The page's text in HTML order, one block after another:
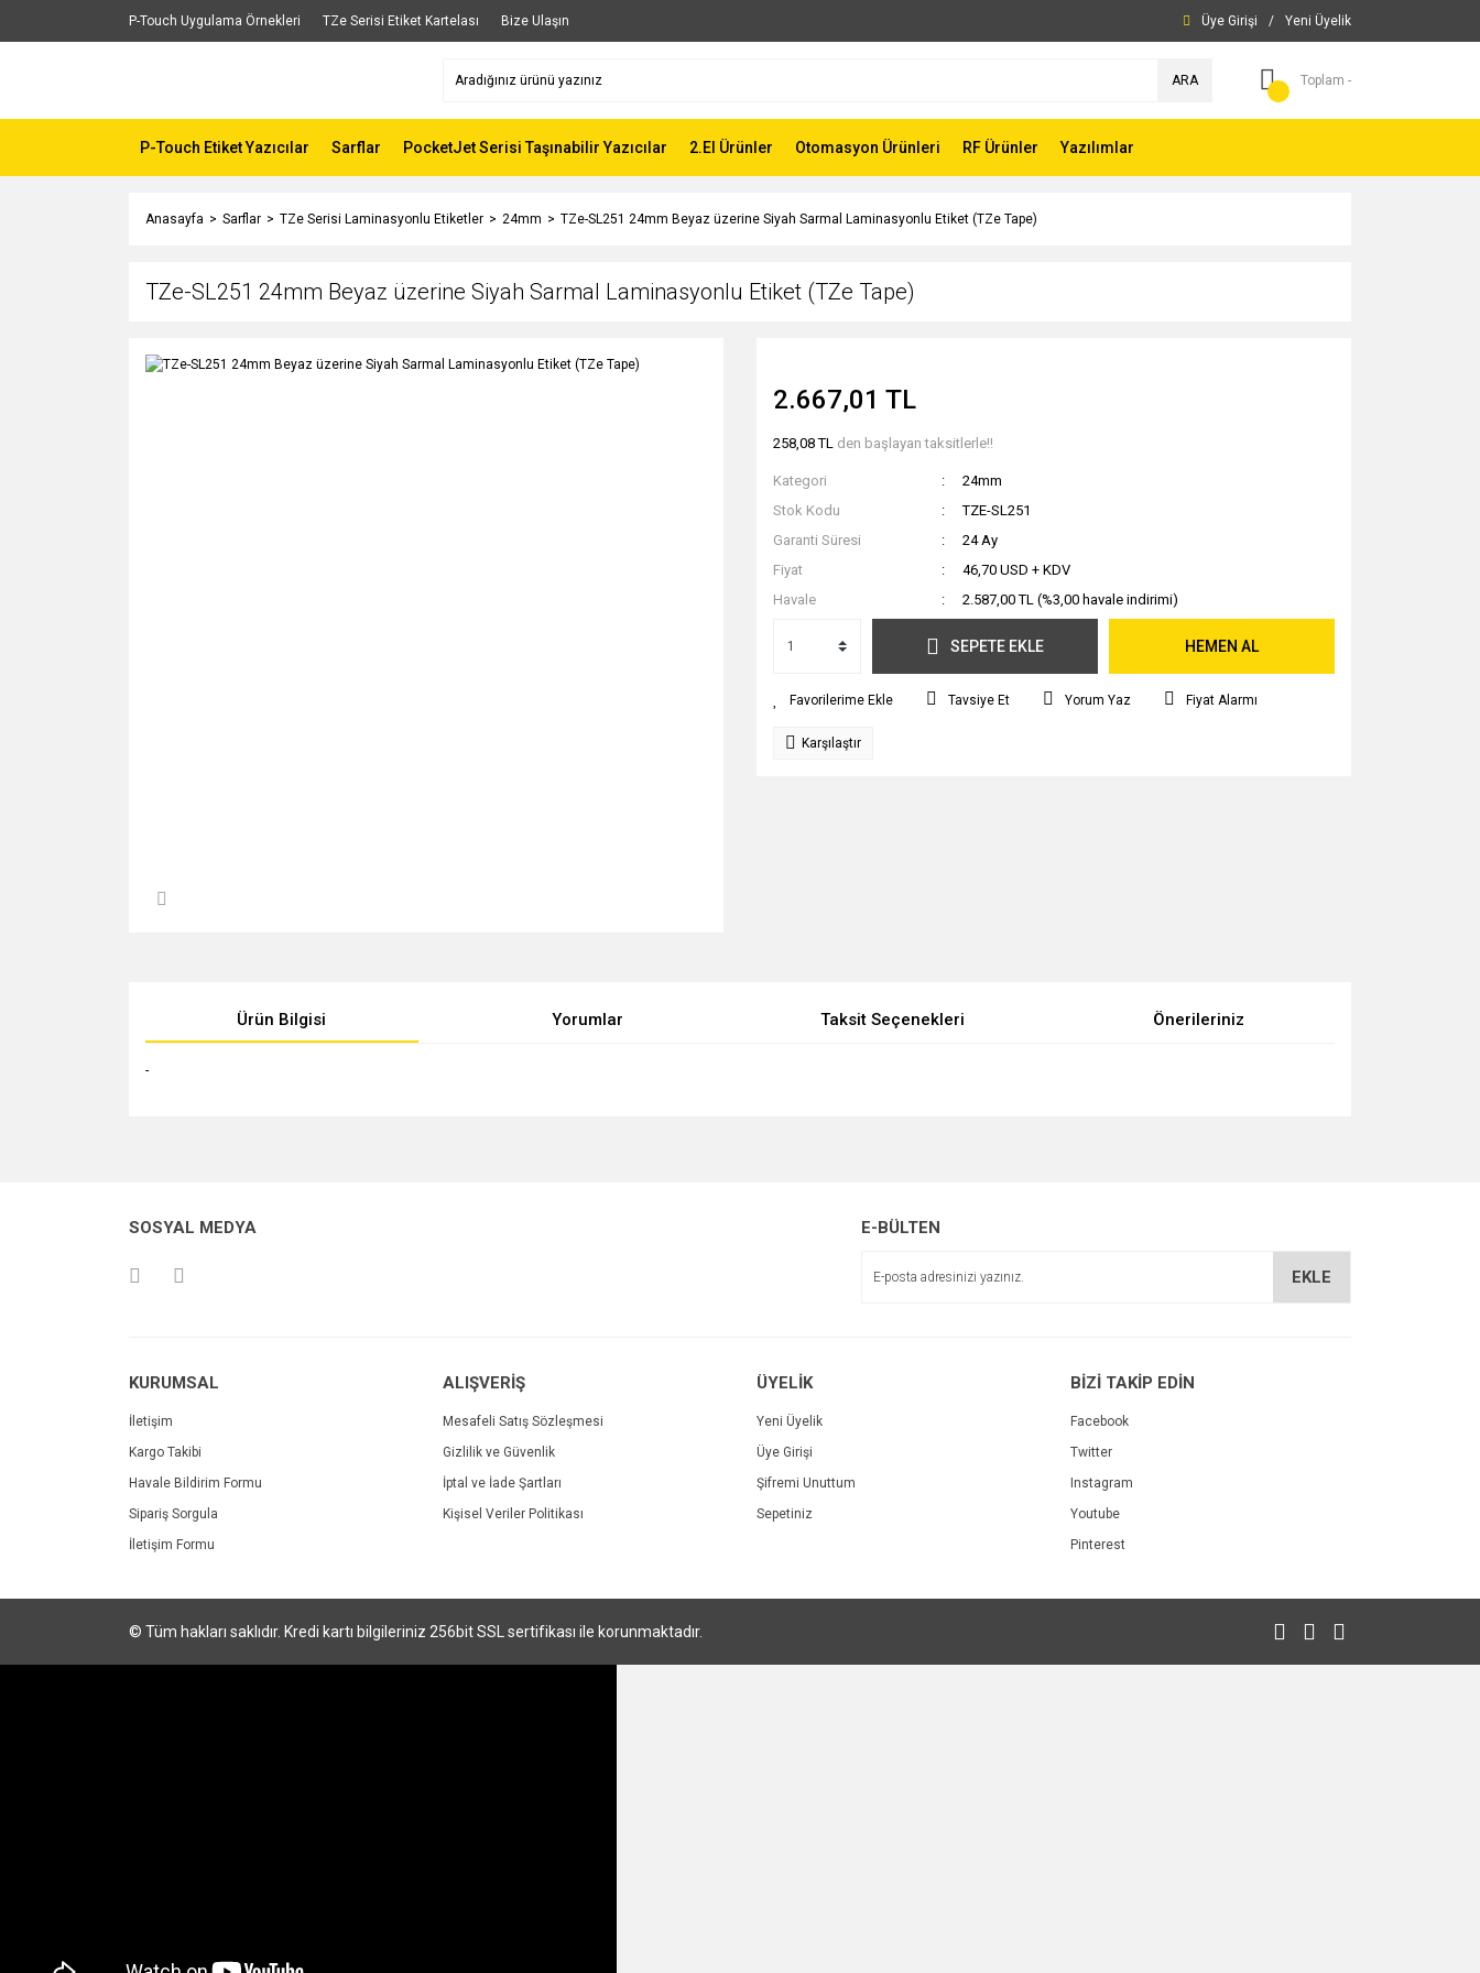
P-Touch Uygulama Örnekleri TZe Serisi Etiket Kartelası Bize Ulaşın Üye Girişi / Yeni Üyelik
ARA Toplam -
P-Touch Etiket Yazıcılar Sarflar PocketJet Serisi Taşınabilir Yazıcılar 2.El Ürünler Otomasyon Ürünleri RF Ürünler Yazılımlar
Anasayfa Sarflar TZe Serisi Laminasyonlu Etiketler 24mm TZe-SL251 24mm Beyaz üzerine Siyah Sarmal Laminasyonlu Etiket (TZe Tape)
TZe-SL251 24mm Beyaz üzerine Siyah Sarmal Laminasyonlu Etiket (TZe Tape)
2.667,01 TL
258,08 TL den başlayan taksitlerle!!
Kategori
24mm
Stok Kodu
TZE-SL251
Garanti Süresi
24 Ay
Fiyat
46,70 USD + KDV
Havale
2.587,00 TL (%3,00 havale indirimi)
SEPETE EKLE HEMEN AL
Tavsiye Et Yorum Yaz Fiyat Alarmı
Karşılaştır
Ürün Bilgisi Yorumlar Taksit Seçenekleri Önerileriniz
-
Ürün açıklamasında eksik bilgiler bulunuyor.
SOSYAL MEDYA E-BÜLTEN
EKLE
KURUMSAL
İletişim
Kargo Takibi
Havale Bildirim Formu
Sipariş Sorgula
İletişim Formu
ALIŞVERİŞ
Mesafeli Satış Sözleşmesi
Gizlilik ve Güvenlik
İptal ve İade Şartları
Kişisel Veriler Politikası
ÜYELİK
Yeni Üyelik
Üye Girişi
Şifremi Unuttum
Sepetiniz
BİZİ TAKİP EDİN
Facebook
Twitter
Instagram
Youtube
Pinterest
© Tüm hakları saklıdır. Kredi kartı bilgileriniz 256bit SSL sertifikası ile korunmaktadır.